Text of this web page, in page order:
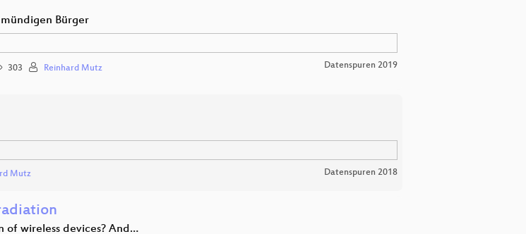
Bürger
303 Reinhard Mutz Datenspuren 2019
Mutz Datenspuren 2018
of wireless devices? And…